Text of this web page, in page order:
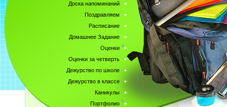
Доска напоминаний
Поздравляем
Расписание
Домашнее Задание
Оценки
Оценки за четверть
Дежурство по школе
Дежурство в классе
Каникулы
Портфолио